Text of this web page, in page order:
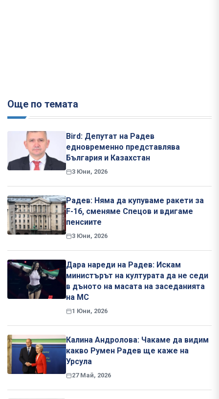
Още по темата
Bird: Депутат на Радев
едновременно представлява
България и Казахстан
3 Юни, 2026
Радев: Няма да купуваме ракети за
F-16, сменяме Спецов и вдигаме
пенсиите
3 Юни, 2026
Дара нареди на Радев: Искам
министърът на културата да не седи
в дъното на масата на заседанията
на МС
1 Юни, 2026
Калина Андролова: Чакаме да видим
какво Румен Радев ще каже на
Урсула
27 Май, 2026